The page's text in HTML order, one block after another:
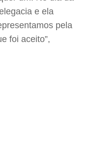
e ela
pela
foi aceito”,